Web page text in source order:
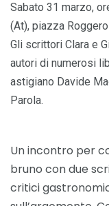
Sabato 31 marzo,
(At), piazza Roggero
Gli scrittori Clara e
autori di numerosi
astigiano Davide
Parola.
Un incontro per
bruno con due
critici